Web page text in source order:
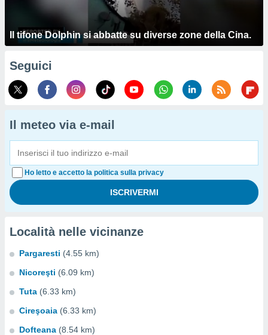
Il tifone Dolphin si abbatte su diverse zone della Cina.
Seguici
Il meteo via e-mail
Ho letto e accetto la politica sulla privacy
Località nelle vicinanze
Pargaresti (4.55 km)
Nicoreşti (6.09 km)
Tuta (6.33 km)
Cireşoaia (6.33 km)
Dofteana (8.54 km)